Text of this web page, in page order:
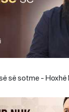
së sotme - Hoxhë